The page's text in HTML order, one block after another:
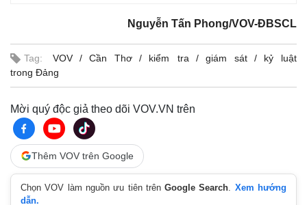
Pháp luật
Vụ án
Tin nóng
Tư vấn luật
Việt Nam
Phân tích
Nguyễn Tấn Phong/VOV-ĐBSCL
Tag: VOV Cần Thơ kiểm tra giám sát
kỷ luật
trong Đảng
Mời quý độc giả theo dõi VOV.VN trên
Thêm VOV trên Google
Chọn VOV làm nguồn ưu tiên trênGoogle Search
Xem hướng
dẫn.